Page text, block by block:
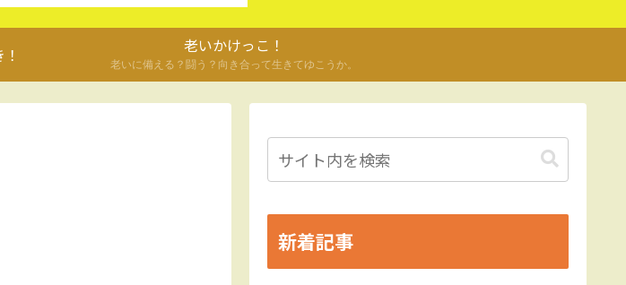
老いかけっこ！
老いに備える？闘う？向き合って生きてゆこうか。
新着記事